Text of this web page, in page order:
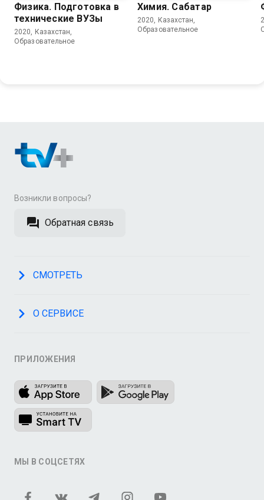
Физика. Подготовка в
технические ВУЗы
2020, Казахстан,
Образовательное
Химия. Сабақтар
2020, Казахстан,
Образовательное
Возникли вопросы?
Обратная связь
СМОТРЕТЬ
О СЕРВИСЕ
ПРИЛОЖЕНИЯ
МЫ В СОЦСЕТЯХ